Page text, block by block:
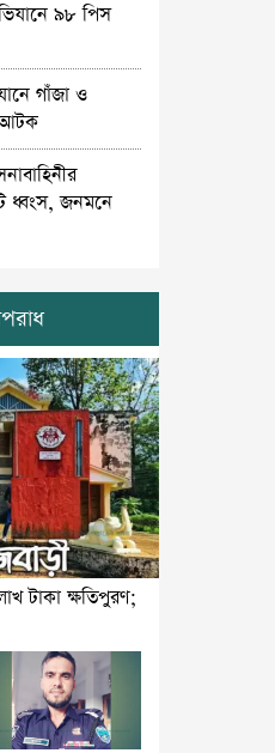
৯৮ পিস
গাঁজা ও
ধ্বংস, জনমনে
টাকা ক্ষতিপুরণ;